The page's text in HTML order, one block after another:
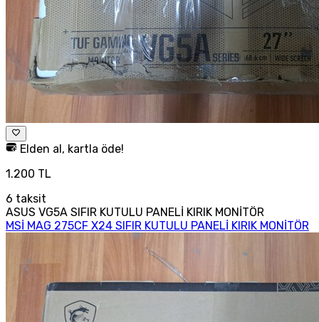
Elden al, kartla öde!
1.200 TL
6 taksit
ASUS VG5A SIFIR KUTULU PANELİ KIRIK MONİTÖR
MSİ MAG 275CF X24 SIFIR KUTULU PANELİ KIRIK MONİTÖR